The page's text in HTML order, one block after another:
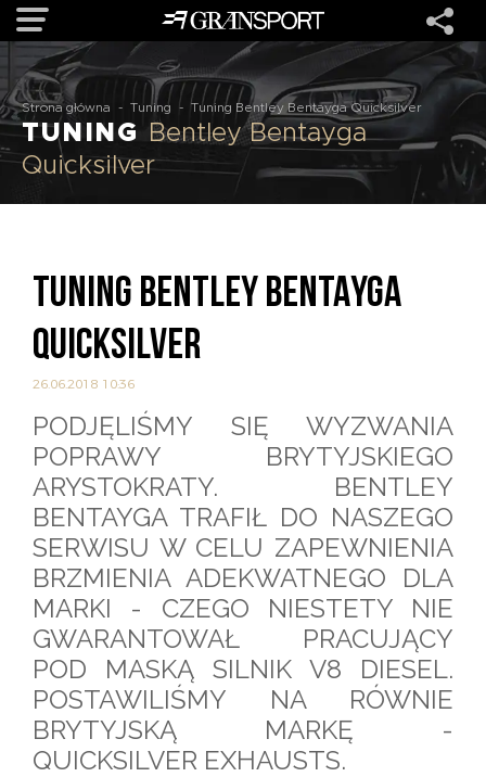
OFERTA
MARKI
O NAS
KONTAKT
O NAS OFERTA ZOSTAŃ PARTNEREM
Strona główna - Tuning - Tuning Bentley Bentayga Quicksilver
TUNING
Bentley Bentayga
Quicksilver
TUNING BENTLEY BENTAYGA
QUICKSILVER
26.06.2018 10:36
PODJĘLIŚMY SIĘ WYZWANIA
POPRAWY BRYTYJSKIEGO
ARYSTOKRATY. BENTLEY
BENTAYGA TRAFIŁ DO NASZEGO
SERWISU W CELU ZAPEWNIENIA
BRZMIENIA ADEKWATNEGO DLA
MARKI - CZEGO NIESTETY NIE
GWARANTOWAŁ PRACUJĄCY
POD MASKĄ SILNIK V8 DIESEL.
POSTAWILIŚMY NA RÓWNIE
BRYTYJSKĄ MARKĘ -
QUICKSILVER EXHAUSTS.